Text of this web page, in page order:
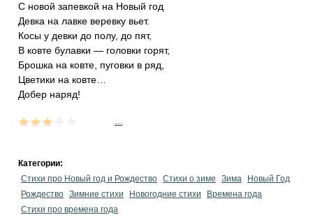
С новой запевкой на Новый год
Девка на лавке веревку вьет.
Косы у девки до полу, до пят,
В ковте булавки — головки горят,
Брошка на ковте, пуговки в ряд,
Цветики на ковте…
Добер наряд!
Категории:
Стихи про Новый год и Рождество Стихи о зиме Зима
Новый Год
Рождество Зимние стихи Новогодние стихи
Времена года
Стихи про времена года